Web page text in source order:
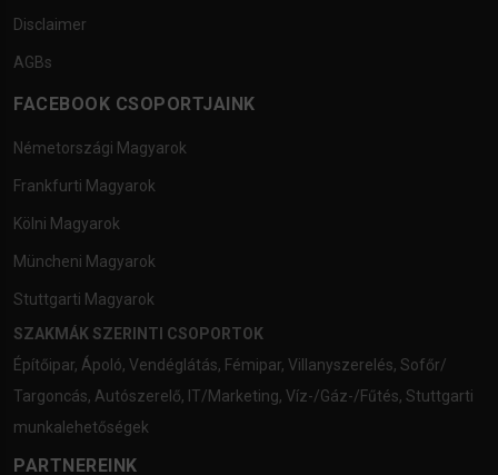
Disclaimer
AGBs
FACEBOOK CSOPORTJAINK
Németországi Magyarok
Frankfurti Magyarok
Kölni Magyarok
Müncheni Magyarok
Stuttgarti Magyarok
SZAKMÁK SZERINTI CSOPORTOK
Építőipar, Ápoló, Vendéglátás, Fémipar, Villanyszerelés, Sofőr/
Targoncás, Autószerelő, IT/Marketing, Víz-/Gáz-/Fűtés, Stuttgarti
munkalehetőségek
PARTNEREINK